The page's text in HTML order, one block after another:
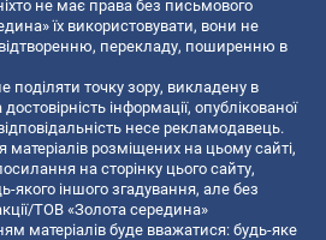
не має права без письмового
їх використовувати, вони не
перекладу, поширенню в
поділяти точку зору, викладену в
інформації, опублікованої
несе рекламодавець.
розміщених на цьому сайті,
на сторінку цього сайту,
якого іншого згадування, але без
ТОВ «Золота середина»
матеріалів буде вважатися: будь-яке